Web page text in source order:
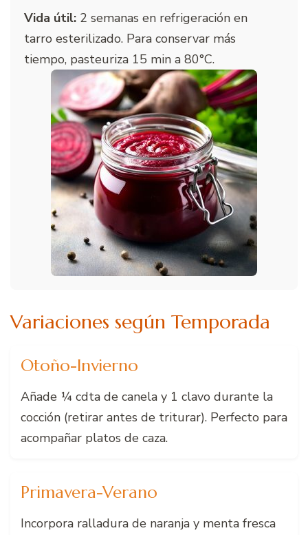
Vida útil: 2 semanas en refrigeración en
tarro esterilizado. Para conservar más
tiempo, pasteuriza 15 min a 80°C.
Variaciones según Temporada
Otoño-Invierno
Añade ¼ cdta de canela y 1 clavo durante la
cocción (retirar antes de triturar). Perfecto para
acompañar platos de caza.
Primavera-Verano
Incorpora ralladura de naranja y menta fresca